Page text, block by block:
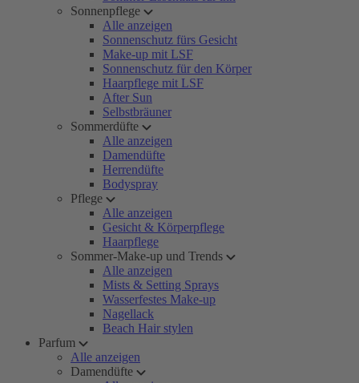
Sonnenpflege
Alle anzeigen
Sonnenschutz fürs Gesicht
Make-up mit LSF
Sonnenschutz für den Körper
Haarpflege mit LSF
After Sun
Selbstbräuner
Sommerdüfte
Alle anzeigen
Damendüfte
Herrendüfte
Bodyspray
Pflege
Alle anzeigen
Gesicht & Körperpflege
Haarpflege
Sommer-Make-up und Trends
Alle anzeigen
Mists & Setting Sprays
Wasserfestes Make-up
Nagellack
Beach Hair stylen
Parfum
Alle anzeigen
Damendüfte